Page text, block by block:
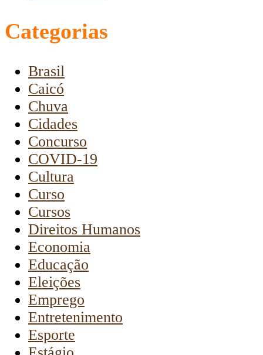
Categorias
Brasil
Caicó
Chuva
Cidades
Concurso
COVID-19
Cultura
Curso
Cursos
Direitos Humanos
Economia
Educação
Eleições
Emprego
Entretenimento
Esporte